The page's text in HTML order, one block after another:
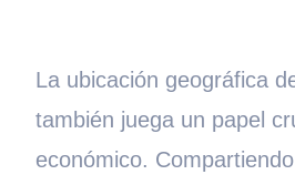
La ubicación geográfica
también juega un papel
económico.